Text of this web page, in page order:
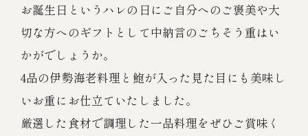
(中納言/鉄板焼ひかり)
（中納言厨房）
鉄板焼ひかり
中納言
お弁当（冷凍）
その他
ギフト/贈り物
お誕生日というハレの日にご自分へのご褒美や大
切な方へのギフトとして中納言のごちそう重はい
かがでしょうか。
4品の伊勢海老料理と鮑が入った見た目にも美味し
いお重にお仕立ていたしました。
厳選した食材で調理した一品料理をぜひご賞味く